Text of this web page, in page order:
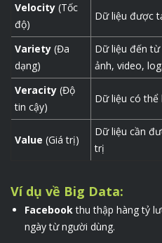
Velocity (Tốc
độ)
Dữ liệu được
Variety (Đa
dạng)
Dữ liệu đến từ
ảnh, video,
Veracity (Độ
tin cậy)
Dữ liệu có thể
Value (Giá trị)
Dữ liệu cần
trị
Ví dụ về Big Data:
Facebookthu thập hàng tỷ
ngày từ người dùng.